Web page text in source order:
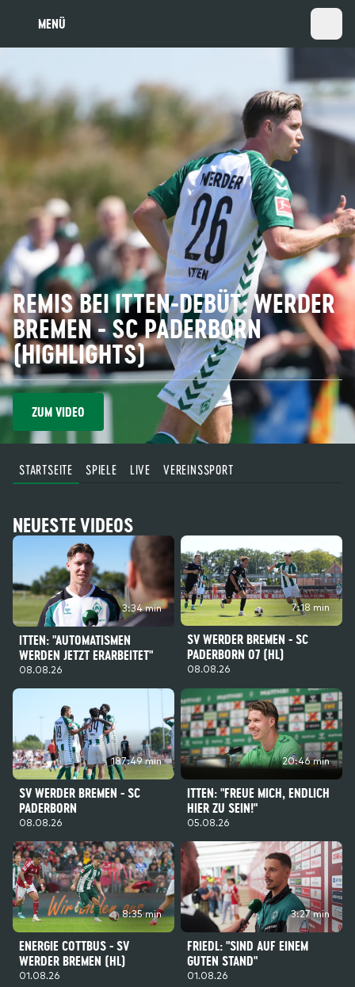
MENÜ
REMIS BEI ITTEN-DEBÜT: WERDER
BREMEN - SC PADERBORN
(HIGHLIGHTS)
ZUM VIDEO
STARTSEITE SPIELE LIVE VEREINSSPORT
NEUESTE VIDEOS
3:34 min
ITTEN: "AUTOMATISMEN
WERDEN JETZT ERARBEITET"
08.08.26
7:18 min
SV WERDER BREMEN - SC
PADERBORN 07 (HL)
08.08.26
187:49 min
SV WERDER BREMEN - SC
PADERBORN
08.08.26
20:46 min
ITTEN: "FREUE MICH, ENDLICH
HIER ZU SEIN!"
05.08.26
8:35 min
ENERGIE COTTBUS - SV
WERDER BREMEN (HL)
01.08.26
3:27 min
FRIEDL: "SIND AUF EINEM
GUTEN STAND"
01.08.26